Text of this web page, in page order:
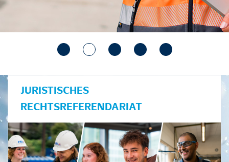
JURISTISCHES
RECHTSREFERENDARIAT